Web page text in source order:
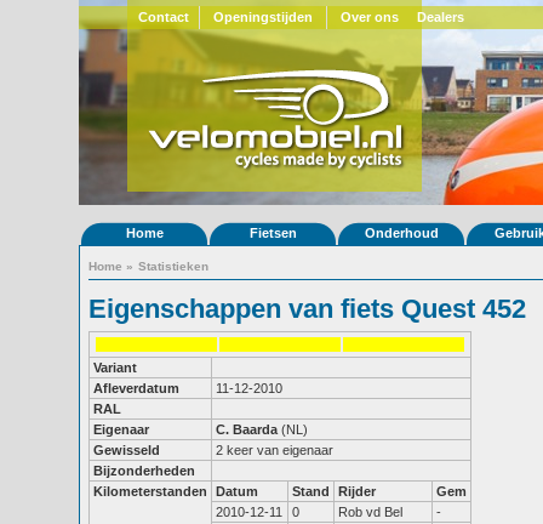
Contact Openingstijden Over ons Dealers
Home Fietsen Onderhoud
Home » Statistieken
Eigenschappen van fiets Quest 452
Variant
Afleverdatum
11-12-2010
RAL
Eigenaar
C. Baarda (NL)
Gewisseld
2 keer van eigenaar
Bijzonderheden
Kilometerstanden
Datum Stand Rijder
Gem
2010-12-11
0 Rob vd Bel
-